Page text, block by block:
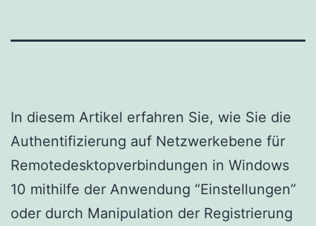
In diesem Artikel erfahren Sie, wie Sie die
Authentifizierung auf Netzwerkebene für
Remotedesktopverbindungen in Windows
10 mithilfe der Anwendung “Einstellungen”
oder durch Manipulation der Registrierung